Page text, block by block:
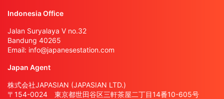
Indonesia Office
Jalan Suryalaya V no.32
Bandung 40265
Email: info@japanesestation.com
Japan Agent
株式会社JAPASIAN (JAPASIAN LTD.)
〒154-0024 東京都世田谷区三軒茶屋二丁目14番10-605号